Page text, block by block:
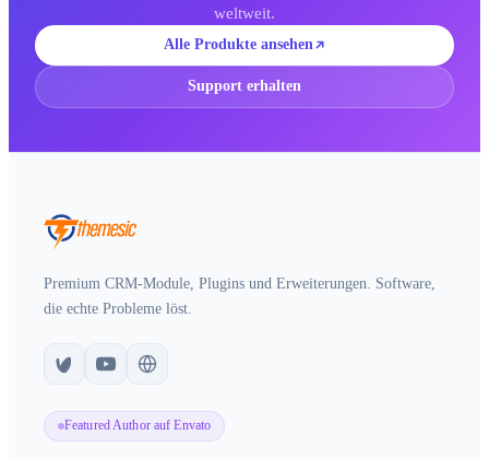
weltweit.
Alle Produkte ansehen
Support erhalten
Premium CRM-Module, Plugins und Erweiterungen. Software,
die echte Probleme löst.
Featured Author auf Envato